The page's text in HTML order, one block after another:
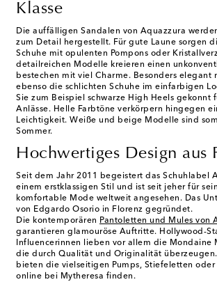
Klasse
Die auffälligen Sandalen von Aquazzura
zum Detail hergestellt. Für gute Laune sorgen
Schuhe mit opulenten Pompons oder
detailreichen Modelle kreieren einen
bestechen mit viel Charme. Besonders elegant
ebenso die schlichten Schuhe im einfarbigen
Sie zum Beispiel schwarze High Heels gekonnt
Anlässe. Helle Farbtöne verkörpern hingegen
Leichtigkeit. Weiße und beige Modelle sind
Sommer.
Hochwertiges Design aus
Seit dem Jahr 2011 begeistert das Schuhlabel
einem erstklassigen Stil und ist seit jeher für
komfortable Mode weltweit angesehen. Das
von Edgardo Osorio in Florenz gegründet.
Die kontemporären Pantoletten und Mules von
garantieren glamouröse Auftritte. Hollywood-
Influencerinnen lieben vor allem die Mondaine
die durch Qualität und Originalität überzeugen.
bieten die vielseitigen Pumps, Stiefeletten oder
online bei Mytheresa finden.